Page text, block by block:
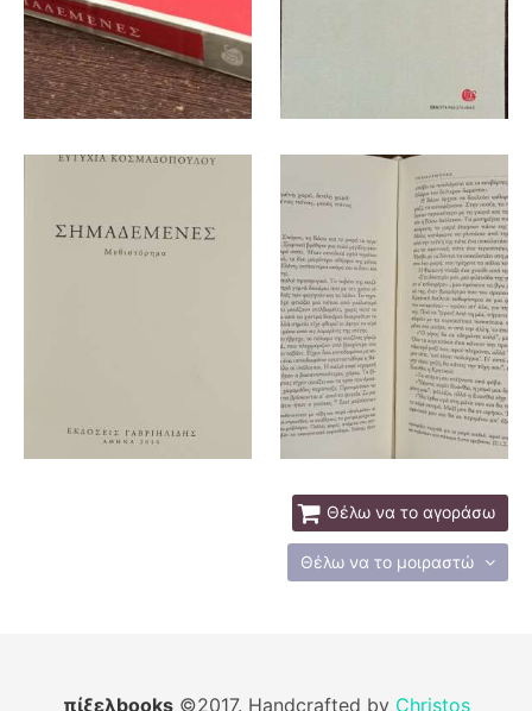
Θέλω να το αγοράσω
Θέλω να το μοιραστώ
πίξελbooks©2017. Handcrafted by Christos